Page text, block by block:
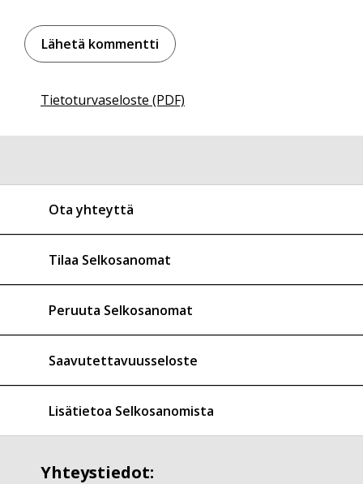
Tietoturvaseloste (PDF)
Ota yhteyttä
Tilaa Selkosanomat
Peruuta Selkosanomat
Saavutettavuusseloste
Lisätietoa Selkosanomista
Yhteystiedot: